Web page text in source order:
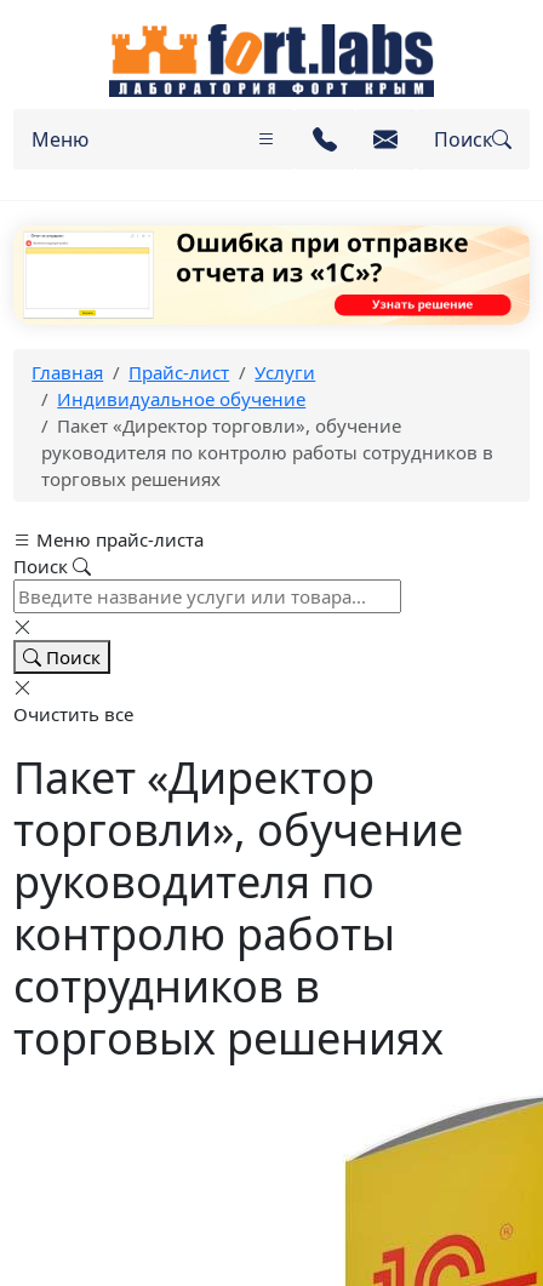
Меню Поиск
Главная Прайс-лист
Услуги
Индивидуальное обучение
Пакет «Директор торговли», обучение
руководителя по контролю работы сотрудников в
торговых решениях
Меню прайс-листа
Поиск
Поиск
Очистить все
Пакет «Директор
торговли», обучение
руководителя по
контролю работы
сотрудников в
торговых решениях